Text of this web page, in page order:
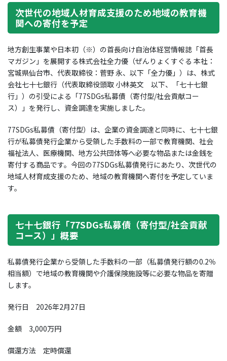
次世代の地域人材育成支援のため地域の教育機
関への寄付を予定
地方創生事業や日本初（※）の首長向け自治体経営情報誌「首長
マガジン」を展開する株式会社全力優（ぜんりょくすぐる 本社：
宮城県仙台市、代表取締役：菅野 永、以下「全力優」）は、株式
会社七十七銀行（代表取締役頭取 小林英文 以下、「七十七銀
行」）の引受による「77SDGs私募債（寄付型/社会貢献コー
ス）」を発行し、資金調達を実施しました。
77SDGs私募債（寄付型）は、企業の資金調達と同時に、七十七銀
行が私募債発行企業から受領した手数料の一部で教育機関、社会
福祉法人、医療機関、地方公共団体等へ必要な物品または金銭を
寄付する商品です。今回の77SDGs私募債発行にあたり、次世代の
地域人材育成支援のため、地域の教育機関へ寄付を予定していま
す。
七十七銀行「77SDGs私募債（寄付型/社会貢献
コース）」概要
私募債発行企業から受領した手数料の一部（私募債発行額の0.2％
相当額）で地域の教育機関や介護保険施設等に必要な物品を寄贈
します。
発行日 2026年2月27日
金額 3,000万円
償還方法 定時償還